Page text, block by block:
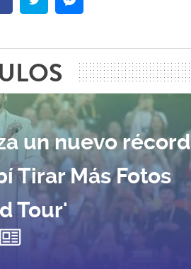
un nuevo récord
Tirar Más Fotos
Tour'